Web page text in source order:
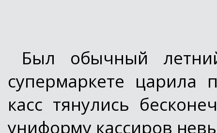
Был обычный
супермаркете царила
касс тянулись
униформу кассиров